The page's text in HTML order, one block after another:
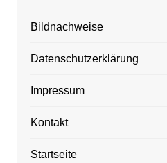
Bildnachweise
Datenschutzerklärung
Impressum
Kontakt
Startseite